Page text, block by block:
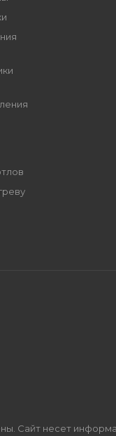
Сайт несет